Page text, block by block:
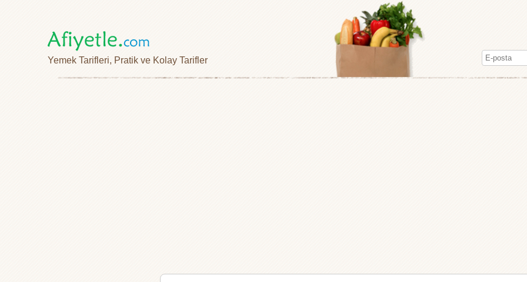
Yemek Tarifleri, Pratik ve Kolay Tarifler